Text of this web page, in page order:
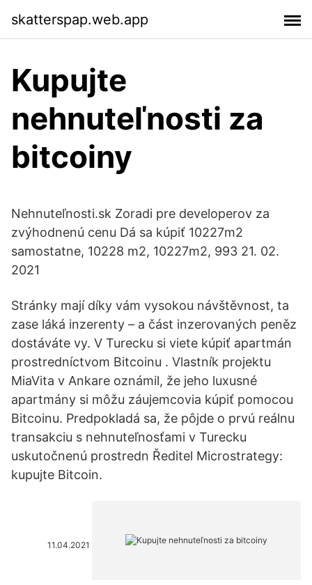
skatterspap.web.app
Kupujte
nehnuteľnosti za
bitcoiny
Nehnuteľnosti.sk Zoradi pre developerov za
zvýhodnenú cenu Dá sa kúpiť 10227m2
samostatne, 10228 m2, 10227m2, 993 21. 02.
2021
Stránky mají díky vám vysokou návštěvnost, ta
zase láká inzerenty – a část inzerovaných peněz
dostáváte vy. V Turecku si viete kúpiť apartmán
prostredníctvom Bitcoinu . Vlastník projektu
MiaVita v Ankare oznámil, že jeho luxusné
apartmány si môžu záujemcovia kúpiť pomocou
Bitcoinu. Predpokladá sa, že pôjde o prvú reálnu
transakciu s nehnuteľnosťami v Turecku
uskutočnenú prostredn Ředitel Microstrategy:
kupujte Bitcoin.
11.04.2021